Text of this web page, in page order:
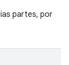
partes, por